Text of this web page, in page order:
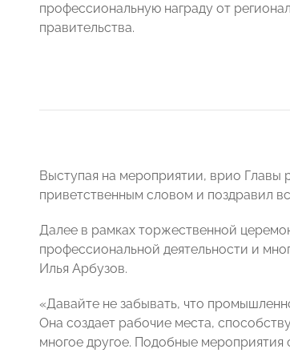
профессиональную награду от
правительства.
Выступая на мероприятии, врио Главы
приветственным словом и поздравил
Далее в рамках торжественной
профессиональной деятельности и
Илья Арбузов.
«Давайте не забывать, что
Она создает рабочие места,
многое другое. Подобные мероприятия